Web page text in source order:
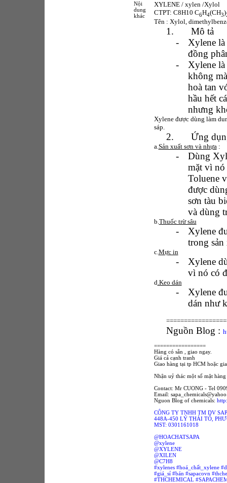
Nội
dung
khác
XYLENE / xylen /Xylol
CTPT: C8H10 C6H4(CH3)
Tên : Xylol,
1.
Mô tả
-
Xylene
đồng
-
Xylene
không
hoà tan
hầu hết
nhưng
Xylene được dùng làm
sáp.
2. Ứng
a. Sản xuất sơn và nhựa :
-
Dùng
mặt vì nó
Toluene
được
sơn tàu
và dùng
b. Thuốc trừ sâu
-
Xylene
trong sản
c. Mực in
-
Xylene
vì nó có
d .Keo dán
-
Xylene
dán như
Nguồn Blog :
=================
Hàng có sẵn , giao ngay.
Giá cả cạnh tranh
Giao hàng tại tp HCM hoặc
Nhận uỷ thác một số mặt
Contact: Mr CUONG - Tel
Email:
Nguon Blog of chemicals:
CÔNG TY TNHH TM DV
448A-450 LÝ THÁI TỔ,
MST: 0301161018
@HOACHATSAPA
@xylene
@XYLENE
@XILEN
@C7H8
#xylenes #hoá_chất_xylene
#giá_sỉ #bán #sapacovn
#THCHEMICAL